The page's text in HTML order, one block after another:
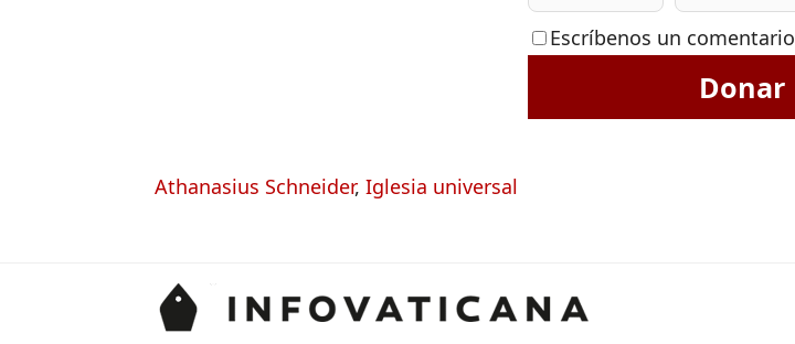
Escríbenos un comentario
Donar
Athanasius Schneider, Iglesia universal